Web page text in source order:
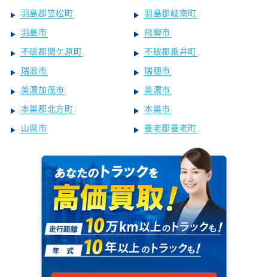
羽島郡笠松町
羽島郡岐南町
羽島市
飛騨市
不破郡関ケ原町
不破郡垂井町
瑞浪市
瑞穂市
美濃加茂市
美濃市
本巣郡北方町
本巣市
山県市
養老郡養老町